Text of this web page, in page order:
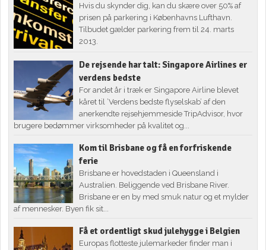
Hvis du skynder dig, kan du skære over 50% af
prisen på parkering i Københavns Lufthavn.
Tilbudet gælder parkering frem til 24. marts
2013.
De rejsende har talt: Singapore Airlines er
verdens bedste
For andet år i træk er Singapore Airline blevet
kåret til ’Verdens bedste flyselskab’ af den
anerkendte rejsehjemmeside TripAdvisor, hvor
brugere bedømmer virksomheder på kvalitet og...
Kom til Brisbane og få en forfriskende
ferie
Brisbane er hovedstaden i Queensland i
Australien. Beliggende ved Brisbane River.
Brisbane er en by med smuk natur og et mylder
af mennesker. Byen fik sit...
Få et ordentligt skud julehygge i Belgien
Europas flotteste julemarkeder finder man i